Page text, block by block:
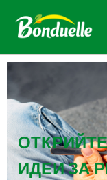
ИДЕИ ЗА